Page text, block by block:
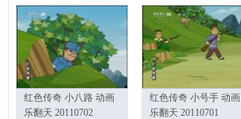
红色传奇 小八路 动画
乐翻天 20110702
红色传奇 小号手 动画
乐翻天 20110701